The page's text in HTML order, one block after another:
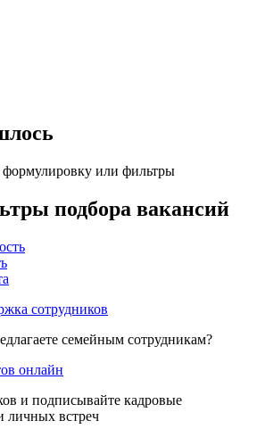
или фильтры
подбора вакансий
сотрудников
семейным сотрудникам?
онлайн
и подписывайте кадровые
личных встреч